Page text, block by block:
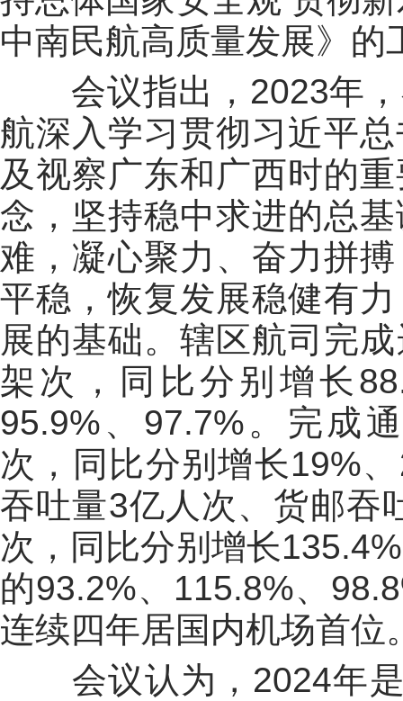
中南民航高质量发展》的
会议指出，2023年，
航深入学习贯彻习近平
及视察广东和广西时的
念，坚持稳中求进的总
难，凝心聚力、奋力拼
平稳，恢复发展稳健有
展的基础。辖区航司完
架次，同比分别增长
95.9%、97.7%。完成
次，同比分别增长19%
吞吐量3亿人次、货邮吞
次，同比分别增长
的93.2%、115.8%、
连续四年居国内机场首
会议认为，2024年是